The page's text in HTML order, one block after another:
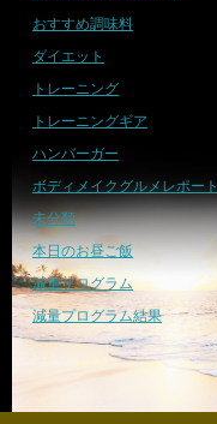
おすすめ調味料
ダイエット
トレーニング
トレーニングギア
ハンバーガー
ボディメイクグルメレポート
未分類
本日のお昼ご飯
減量プログラム
減量プログラム結果